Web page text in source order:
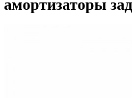
амортизаторы